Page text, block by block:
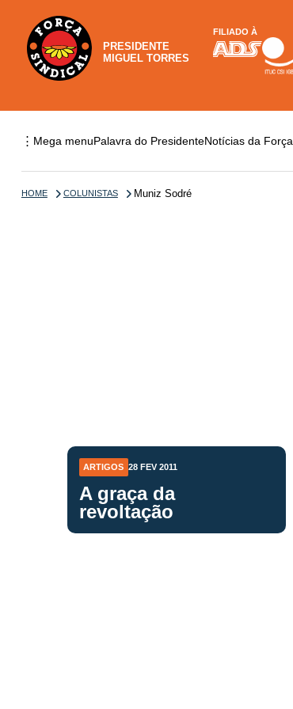
PRESIDENTE
MIGUEL TORRES
FILIADO À
⋮ Mega menuPalavra do PresidenteNotícias da Força
HOME COLUNISTAS Muniz Sodré
ARTIGOS 28 FEV 2011
A graça da
revoltação